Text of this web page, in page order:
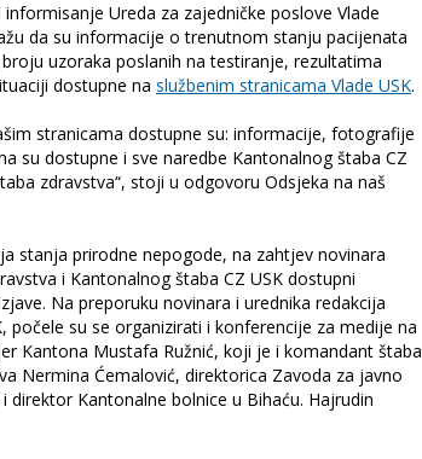
Ureda za zajedničke poslove Vlade
da su informacije o trenutnom stanju pacijenata
uzoraka poslanih na testiranje, rezultatima
dostupne na službenim stranicama Vlade USK.
stranicama dostupne su: informacije, fotografije
su dostupne i sve naredbe Kantonalnog štaba CZ
zdravstva“, stoji u odgovoru Odsjeka na naš
stanja prirodne nepogode, na zahtjev novinara
i Kantonalnog štaba CZ USK dostupni
Na preporuku novinara i urednika redakcija
počele su se organizirati i konferencije za medije na
Kantona Mustafa Ružnić, koji je i komandant štaba
Nermina Ćemalović, direktorica Zavoda za javno
direktor Kantonalne bolnice u Bihaću. Hajrudin